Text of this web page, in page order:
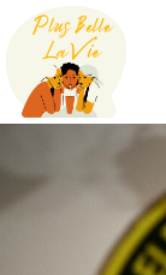
Skip
content